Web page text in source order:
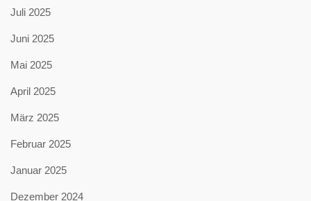
Juli 2025
Juni 2025
Mai 2025
April 2025
März 2025
Februar 2025
Januar 2025
Dezember 2024